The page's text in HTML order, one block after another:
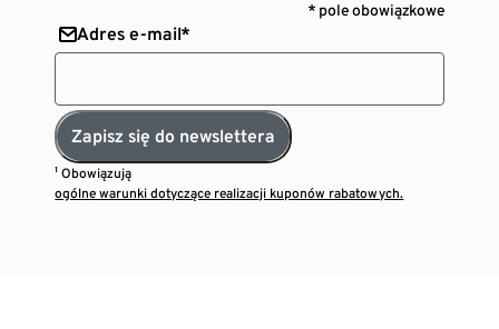
* pole obowiązkowe
Adres e-mail*
Zapisz się do newslettera
¹ Obowiązują
ogólne warunki dotyczące realizacji kuponów rabatowych.